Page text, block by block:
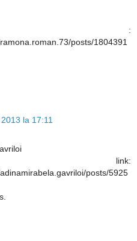
:
posts/1804391
la 17:11
link:
posts/5925